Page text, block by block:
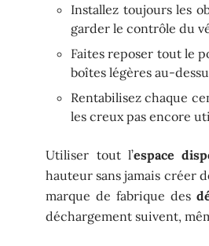
Installez toujours les
garder le contrôle du
Faites reposer tout le
boîtes légères au-
Rentabilisez chaque
les creux pas encore
Utiliser tout l’espace
hauteur sans jamais créer
marque de fabrique des
déchargement suivent,